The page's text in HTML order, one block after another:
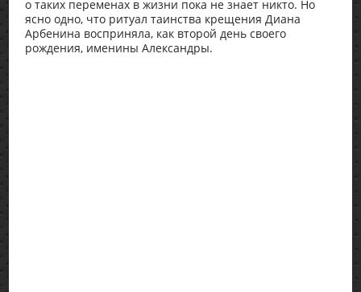
о таких переменах в жизни пока не знает никто. Но
ясно одно, что ритуал таинства крещения Диана
Арбенина восприняла, как второй день своего
рождения, именины Александры.